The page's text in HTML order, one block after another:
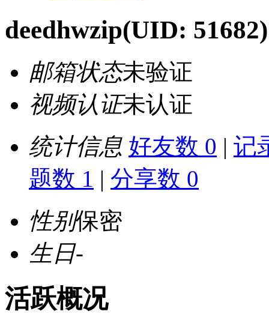
deedhwzip(UID: 51682)
邮箱状态未验证
视频认证未认证
统计信息 好友数 0 | 记
题数 1 | 分享数 0
性别保密
生日-
活跃概况